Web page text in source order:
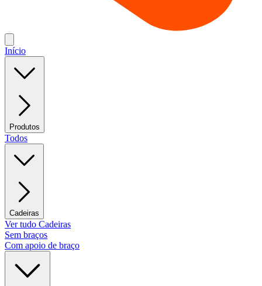
Início
Produtos
Todos
Cadeiras
Ver tudo Cadeiras
Sem braços
Com apoio de braço